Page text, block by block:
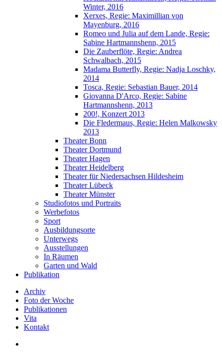
Winter, 2016
Xerxes, Regie: Maximillian von
Mayenburg, 2016
Romeo und Julia auf dem Lande, Regie:
Sabine Hartmannshenn, 2015
Die Zauberflöte, Regie: Andrea
Schwalbach, 2015
Madama Butterfly, Regie: Nadja Loschky,
2014
Tosca, Regie: Sebastian Bauer, 2014
Giovanna D'Arco, Regie: Sabine
Hartmannshenn, 2013
200!, Konzert 2013
Die Fledermaus, Regie: Helen Malkowsky
2013
Theater Bonn
Theater Dortmund
Theater Hagen
Theater Heidelberg
Theater für Niedersachsen Hildesheim
Theater Lübeck
Theater Münster
Studiofotos und Portraits
Werbefotos
Sport
Ausbildungsorte
Unterwegs
Ausstellungen
In Räumen
Garten und Wald
Publikation
Archiv
Foto der Woche
Publikationen
Vita
Kontakt